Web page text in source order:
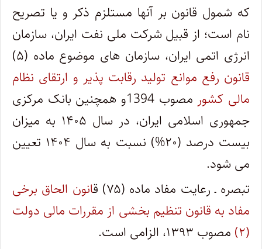
که شمول قانون بر آنها مستلزم ذکر و یا تصریح
نام است؛ از قبیل شرکت ملی نفت ایران، سازمان
انرژی اتمی ایران، سازمان های موضوع ماده (۵)
قانون رفع موانع تولید رقابت پذیر و ارتقای نظام
مالی کشور
مصوب 1394و همچنین بانک مرکزی
جمهوری اسلامی ایران، در سال ۱۴۰۵ به میزان
بیست درصد (۲۰%) نسبت به سال ۱۴۰۴ تعیین
می شود.
تبصره ـ رعایت مفاد ماده (۷۵) ق
انون الحاق برخی
مفاد به قانون تنظیم بخشی از مقررات مالی دولت
(۲)
مصوب ۱۳۹۳، الزامی است.